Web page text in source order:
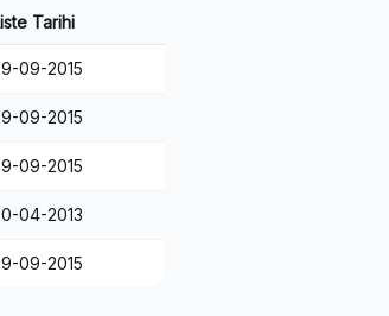
Tarihi
09-2015
09-2015
09-2015
04-2013
09-2015